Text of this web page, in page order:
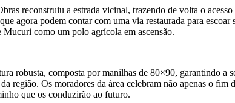
reconstruiu a estrada vicinal, trazendo de volta o
agora podem contar com uma via restaurada para
como um polo agrícola em ascensão.
robusta, composta por manilhas de 80×90, garantindo a
Os moradores da área celebram não apenas o fim
que os conduzirão ao futuro.